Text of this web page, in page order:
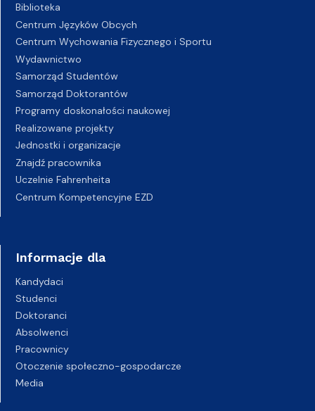
Biblioteka
Centrum Języków Obcych
Centrum Wychowania Fizycznego i Sportu
Wydawnictwo
Samorząd Studentów
Samorząd Doktorantów
Programy doskonałości naukowej
Realizowane projekty
Jednostki i organizacje
Znajdź pracownika
Uczelnie Fahrenheita
Centrum Kompetencyjne EZD
Informacje dla
Kandydaci
Studenci
Doktoranci
Absolwenci
Pracownicy
Otoczenie społeczno-gospodarcze
Media